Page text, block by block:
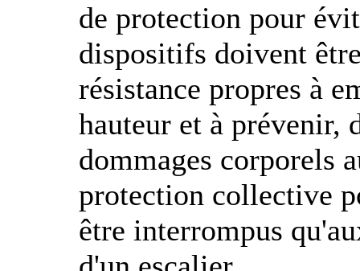
de protection pour
dispositifs doivent
résistance propres à
hauteur et à prévenir,
dommages corporels
protection collective
être interrompus